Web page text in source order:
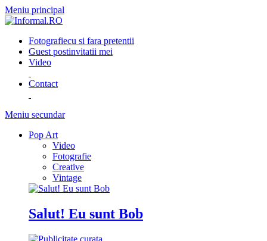
Meniu principal
Fotografiecu si fara pretentii
Guest postinvitatii mei
Video
Contact
Meniu secundar
Pop Art
Video
Fotografie
Creative
Vintage
Salut! Eu sunt Bob